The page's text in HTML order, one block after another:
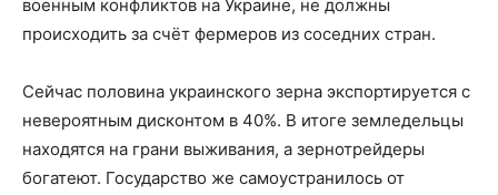
военным конфликтов на Украине, не должны
происходить за счёт фермеров из соседних стран.
Сейчас половина украинского зерна экспортируется с
невероятным дисконтом в 40%. В итоге земледельцы
находятся на грани выживания, а зернотрейдеры
богатеют. Государство же самоустранилось от